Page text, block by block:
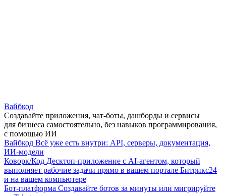
Вайбкод
Создавайте приложения, чат-боты, дашборды и сервисы
для бизнеса самостоятельно, без навыков программирования,
с помощью ИИ
Вайбкод Всё уже есть внутри: API, серверы, документация,
ИИ-модели
Коворк/Код Десктоп-приложение с AI-агентом, который
выполняет рабочие задачи прямо в вашем портале Битрикс24
и на вашем компьютере
Бот-платформа Создавайте ботов за минуты или мигрируйте